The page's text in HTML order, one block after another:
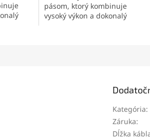
pásom, ktorý kombinuje
vysoký výkon a dokonalý
Kategória:
Záruka:
Dĺžka